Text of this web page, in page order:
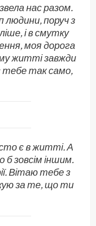
нас разом.
людини, поруч з
і в смутку
моя дорога
житті завжди
тебе так само,
є в житті. А
б зовсім іншим.
Вітаю тебе з
за те, що ти